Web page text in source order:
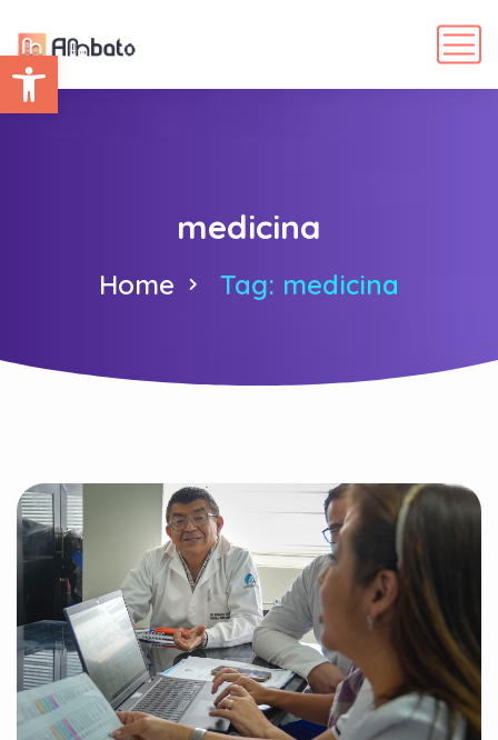
Abrir barra de herramientas
medicina
Home Tag: medicina